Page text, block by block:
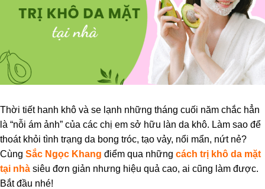
Thời tiết hanh khô và se lạnh những tháng cuối năm chắc hẳn
là “nỗi ám ảnh” của các chị em sở hữu làn da khô. Làm sao để
thoát khỏi tình trạng da bong tróc, tạo vảy, nổi mẩn, nứt nẻ?
Cùng Sắc Ngọc Khang điểm qua những cách trị khô da mặt
tại nhà siêu đơn giản nhưng hiệu quả cao, ai cũng làm được.
Bắt đầu nhé!